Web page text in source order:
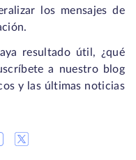
los mensajes de
resultado útil, ¿qué
a nuestro blog
y las últimas noticias